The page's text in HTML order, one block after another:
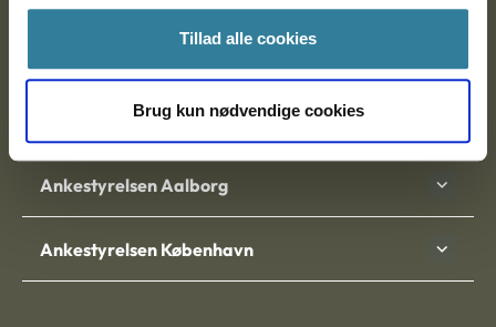
Tillad alle cookies
Brug kun nødvendige cookies
Nytorv 7, 2. sal
9000 Aalborg
Ankestyrelsen Aalborg
Ankestyrelsen København